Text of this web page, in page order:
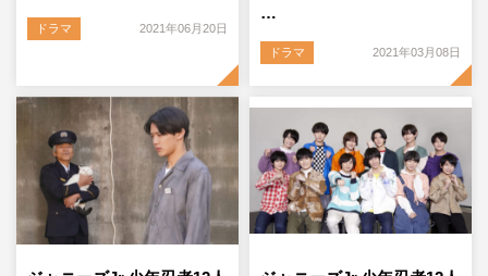
ドラマ 2021年06月20日
…
ドラマ 2021年03月08日